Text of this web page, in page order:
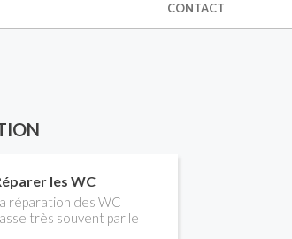
CONTACT
les WC
réparation des WC
très souvent par le